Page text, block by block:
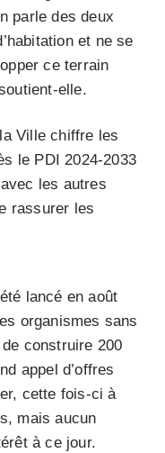
parle des deux
et ne se
ce terrain
elle.
Ville chiffre les
le PDI 2024-2033
les autres
rassurer les
lancé en août
organismes sans
construire 200
appel d’offres
cette fois-ci à
mais aucun
à ce jour.